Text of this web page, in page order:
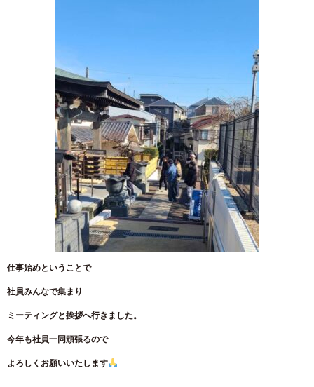
仕事始めということで
社員みんなで集まり
ミーティングと挨拶へ行きました。
今年も社員一同頑張るので
よろしくお願いいたします